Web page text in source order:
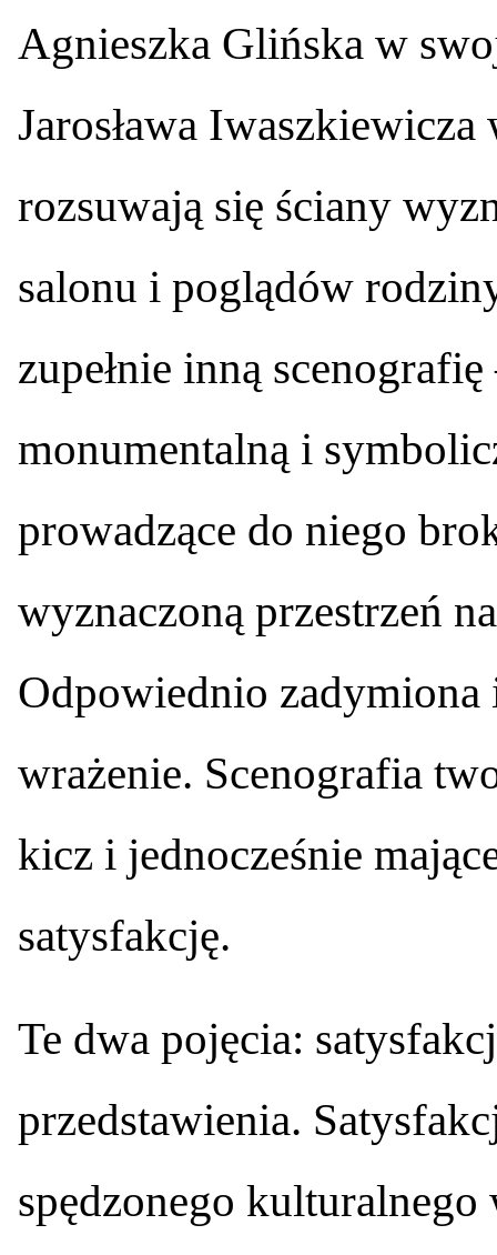
Agnieszka Glińska w
Jarosława
rozsuwają się ściany
salonu i poglądów
zupełnie inną
monumentalną i
prowadzące do niego
wyznaczoną przestrzeń
Odpowiednio zadymiona
wrażenie. Scenografia
kicz i jednocześnie
satysfakcję.
Te dwa pojęcia:
przedstawienia.
spędzonego